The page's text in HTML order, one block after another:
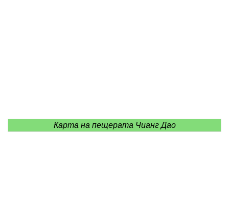
Карта на пещерата Чианг Дао